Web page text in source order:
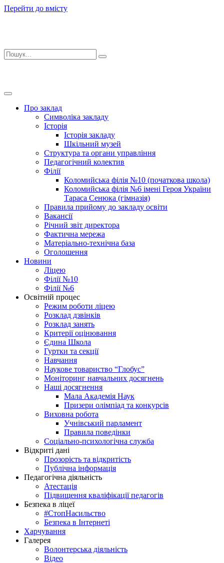
Перейти до вмісту
Про заклад
Символіка закладу
Історія
Історія закладу
Шкільний музей
Структура та органи управління
Педагогічний колектив
Філії
Коломийська філія №10 (початкова школа)
Коломийська філія №6 імені Героя України
Тараса Сенюка (гімназія)
Правила прийому до закладу освіти
Вакансії
Річний звіт директора
Фактична мережа
Матеріально-технічна база
Оголошення
Новини
Ліцею
Філії №10
Філії №6
Освітній процес
Режим роботи ліцею
Розклад дзвінків
Розклад занять
Критерії оцінювання
Єдина Школа
Гуртки та секції
Навчання
Наукове товариство “Глобус”
Моніторинг навчальних досягнень
Наші досягнення
Мала Академія Наук
Призери олімпіад та конкурсів
Виховна робота
Учнівський парламент
Правила поведінки
Соціально-психологічна служба
Відкриті дані
Прозорість та відкритість
Публічна інформація
Педагогічна діяльність
Атестація
Підвищення кваліфікації педагогів
Безпека в ліцеї
#СтопНасильство
Безпека в Інтернеті
Харчування
Галерея
Волонтерська діяльність
Відео